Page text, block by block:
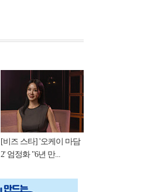
[비즈 스타] '오케이 마담
2' 엄정화 "6년 만...